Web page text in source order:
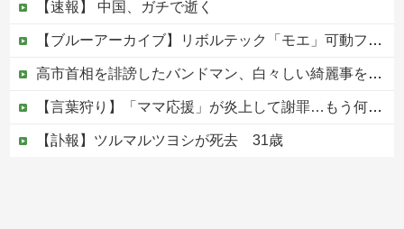
【速報】 中国、ガチで逝く
【ブルーアーカイブ】リボルテック「モエ」可動フィギュア【近日予約開始】
高市首相を誹謗したバンドマン、白々しい綺麗事を吐きまくっていたが実際の所業が発覚してしまい……
【言葉狩り】「ママ応援」が炎上して謝罪…もう何も言えない
【訃報】ツルマルツヨシが死去 31歳